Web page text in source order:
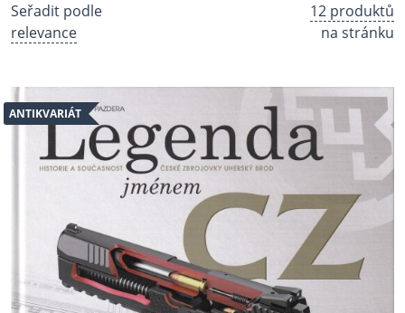
Seřadit podle
relevance
12 produktů
na stránku
ANTIKVARIÁT